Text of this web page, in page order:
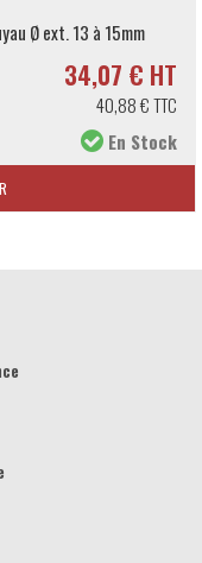
Ø ext. 13 à 15mm
34,07 € HT
40,88 € TTC
En Stock